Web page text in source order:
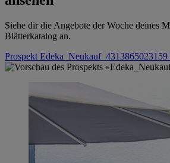
Siehe dir die Angebote der Woche deines
Blätterkatalog an.
Prospekt